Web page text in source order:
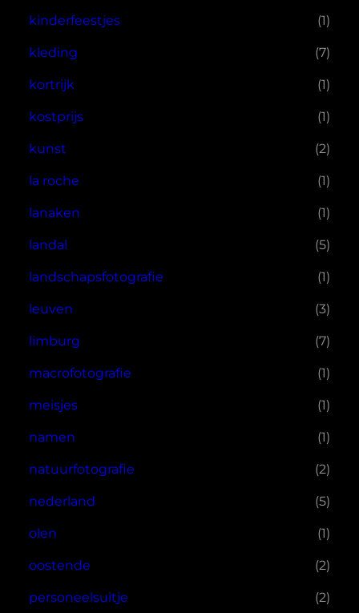
kinderfeestjes (1)
kleding (7)
kortrijk (1)
kostprijs (1)
kunst (2)
la roche (1)
lanaken (1)
landal (5)
landschapsfotografie (1)
leuven (3)
limburg (7)
macrofotografie (1)
meisjes (1)
namen (1)
natuurfotografie (2)
nederland (5)
olen (1)
oostende (2)
personeelsuitje (2)